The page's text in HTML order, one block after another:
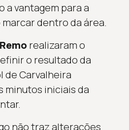
a vantagem para a
dentro da área.
Remo realizaram o
o resultado da
de Carvalheira
minutos iniciais da
não traz alterações